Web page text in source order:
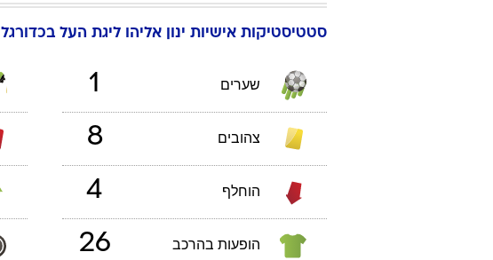
סטטיסטיקות אישיות ינון אליהו ליגת העל בכדורגל 2020/21
שערים 1
צהובים 8
הוחלף 4
הופעות בהרכב 26